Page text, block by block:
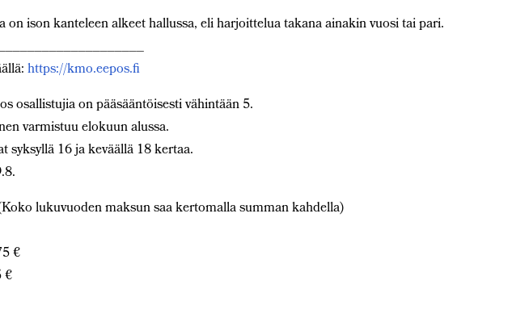
ison kanteleen alkeet hallussa, eli harjoittelua takana ainakin vuosi tai pari.
https://kmo.eepos.fi
osallistujia on pääsääntöisesti vähintään 5.
varmistuu elokuun alussa.
syksyllä 16 ja keväällä 18 kertaa.
lukuvuoden maksun saa kertomalla summan kahdella)
€
€